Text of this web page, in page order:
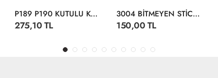
P189 P190 KUTULU KÖPÜK TABANCA
275,10 TL
3004 BİTMEYEN STİCKER SU ALTI DÜNYASI
150,00 TL